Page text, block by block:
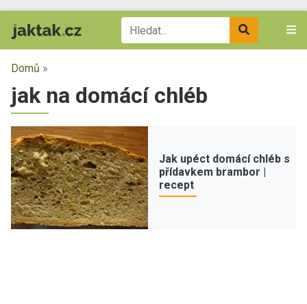
Domů »
jak na domácí chléb
Jak upéct domácí chléb s
přídavkem brambor |
recept